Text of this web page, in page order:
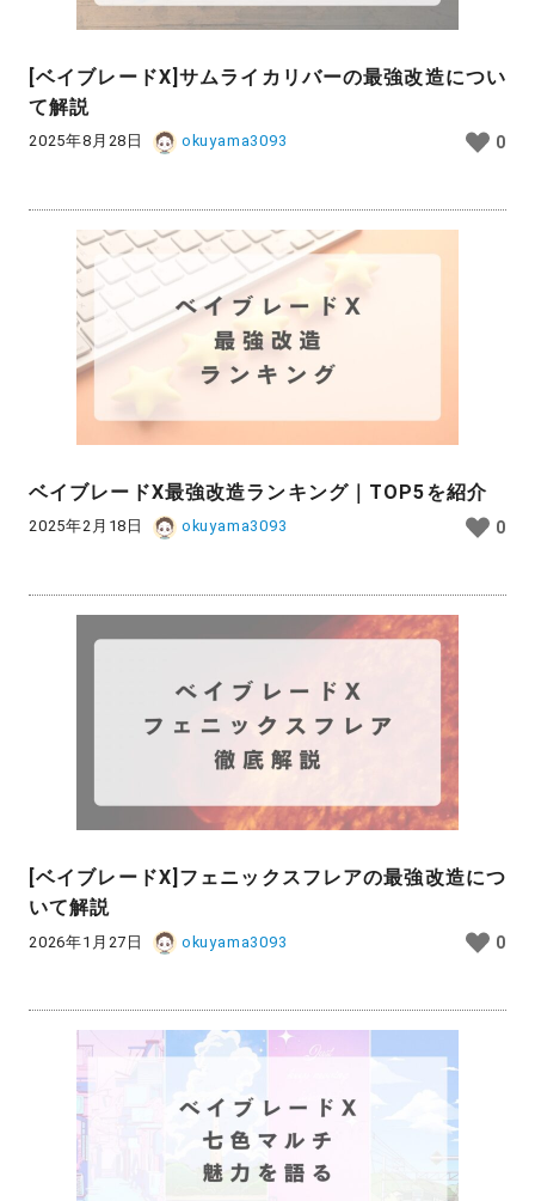
[ベイブレードX]サムライカリバーの最強改造につい
て解説
2025年8月28日 okuyama3093 0
ベイブレードX最強改造ランキング｜TOP5を紹介
2025年2月18日 okuyama3093 0
[ベイブレードX]フェニックスフレアの最強改造につ
いて解説
2026年1月27日 okuyama3093 0